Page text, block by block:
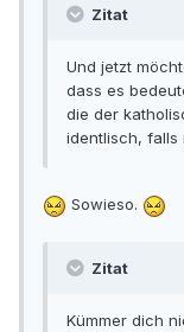
Zitat
Und jetzt
dass es
die der
identlisch, falls
Sowieso.
Zitat
Kümmer dich